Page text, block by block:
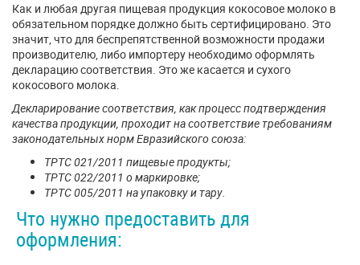
Как и любая другая пищевая продукция кокосовое молоко в
обязательном порядке должно быть сертифицировано. Это
значит, что для беспрепятственной возможности продажи
производителю, либо импортеру необходимо оформлять
декларацию соответствия. Это же касается и сухого
кокосового молока.
Декларирование соответствия, как процесс подтверждения
качества продукции, проходит на соответствие требованиям
законодательных норм Евразийского союза:
ТРТС 021/2011 пищевые продукты;
ТРТС 022/2011 о маркировке;
ТРТС 005/2011 на упаковку и тару.
Что нужно предоставить для
оформления: